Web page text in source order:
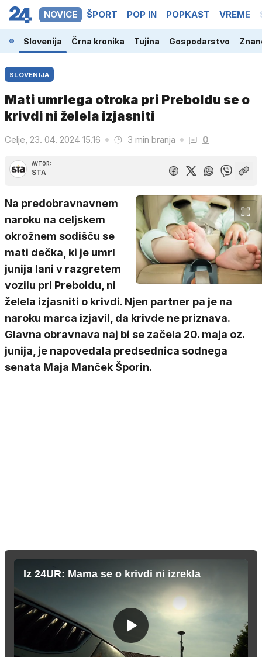
NOVICE ŠPORT POP IN POPKAST VREME
Slovenija Črna kronika Tujina Gospodarstvo
SLOVENIJA
Mati umrlega otroka pri Preboldu se o
krivdi ni želela izjasniti
Celje, 23. 04. 2024 15.16 3 min branja 0
AVTOR:
STA
Na predobravnavnem
naroku na celjskem
okrožnem sodišču se
mati dečka, ki je umrl
junija lani v razgretem
vozilu pri Preboldu, ni
želela izjasniti o krivdi. Njen partner pa je na
naroku marca izjavil, da krivde ne priznava.
Glavna obravnava naj bi se začela 20. maja oz.
junija, je napovedala predsednica sodnega
senata Maja Manček Šporin.
Iz 24UR: Mama se o krivdi ni izrekla